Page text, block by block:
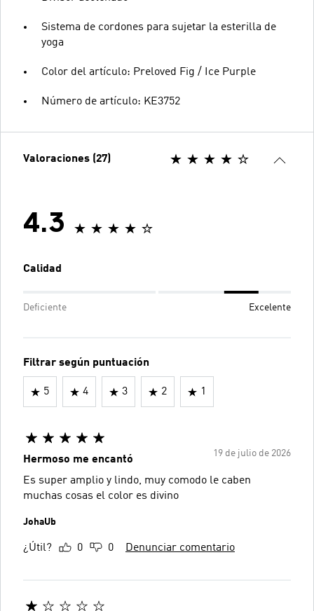
Sistema de cordones para sujetar la esterilla de
yoga
Color del artículo: Preloved Fig / Ice Purple
Número de artículo: KE3752
Valoraciones (27)
4.3
Calidad
Deficiente Excelente
Filtrar según puntuación
5 4 3 2 1
19 de julio de 2026
Hermoso me encantó
Es super amplio y lindo, muy comodo le caben
muchas cosas el color es divino
JohaUb
¿Útil? 0 0 Denunciar comentario